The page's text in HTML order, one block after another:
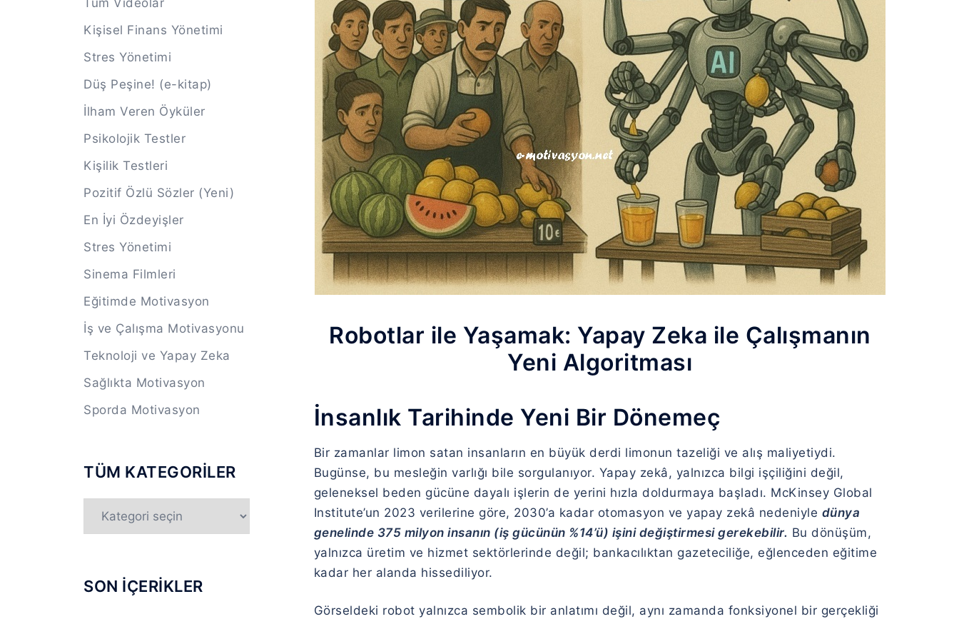
Robotlar ile Yaşamak: Yapay Zeka ile Çalışmanın
Yeni Algoritması
İnsanlık Tarihinde Yeni Bir Dönemeç
Bir zamanlar limon satan insanların en büyük derdi limonun tazeliği ve alış maliyetiydi.
Bugünse, bu mesleğin varlığı bile sorgulanıyor. Yapay zekâ, yalnızca bilgi işçiliğini değil,
geleneksel beden gücüne dayalı işlerin de yerini hızla doldurmaya başladı. McKinsey Global
Institute’un 2023 verilerine göre, 2030’a kadar otomasyon ve yapay zekâ nedeniyle dünya
genelinde 375 milyon insanın (iş gücünün %14’ü) işini değiştirmesi gerekebilir. Bu dönüşüm,
yalnızca üretim ve hizmet sektörlerinde değil; bankacılıktan gazeteciliğe, eğlenceden eğitime
kadar her alanda hissediliyor.
Görseldeki robot yalnızca sembolik bir anlatımı değil, aynı zamanda fonksiyonel bir gerçekliği
Kişisel Finans Yönetimi
Stres Yönetimi
Düş Peşine! (e-kitap)
İlham Veren Öyküler
Psikolojik Testler
Kişilik Testleri
Pozitif Özlü Sözler (Yeni)
En İyi Özdeyişler
Stres Yönetimi
Sinema Filmleri
Eğitimde Motivasyon
İş ve Çalışma Motivasyonu
Teknoloji ve Yapay Zeka
Sağlıkta Motivasyon
Sporda Motivasyon
TÜM KATEGORİLER
KATEGORİLER
SON İÇERİKLER